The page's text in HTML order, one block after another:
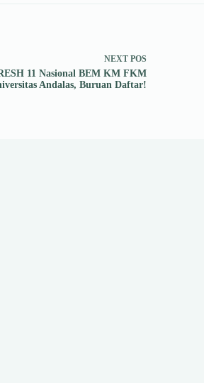
NEXT POS
11 Nasional BEM KM FKM
Andalas, Buruan Daftar!